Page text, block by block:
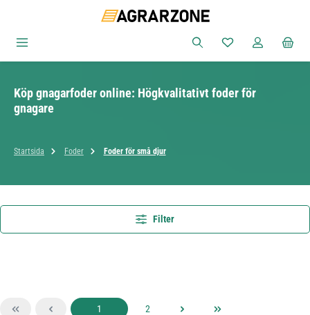
Du har 0 objekt i
Köp gnagarfoder online: Högkvalitativt foder för
gnagare
Startsida Foder Foder för små djur
Filter
Sida
1 Sida
2